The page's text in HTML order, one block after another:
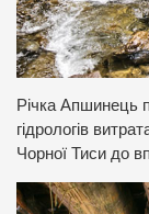
Річка Апшинець
гідрологів
Чорної Тиси до